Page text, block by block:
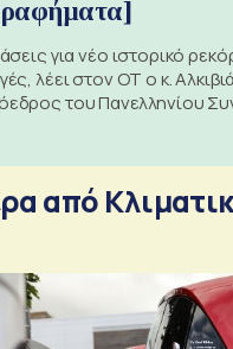
για νέο ιστορικό
λέει στον ΟΤ ο κ.
του Πανελληνίου
από